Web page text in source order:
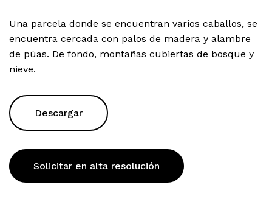
Una parcela donde se encuentran varios caballos, se
encuentra cercada con palos de madera y alambre
de púas. De fondo, montañas cubiertas de bosque y
nieve.
Descargar
Solicitar en alta resolución